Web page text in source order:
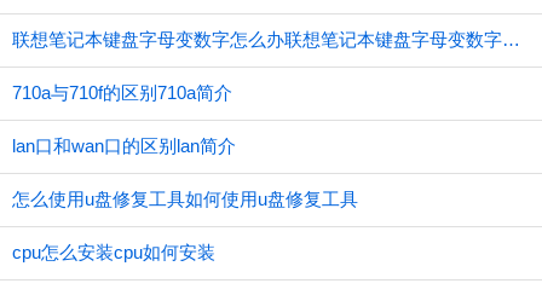
联想笔记本键盘字母变数字怎么办联想笔记本键盘字母变数字应如何办
710a与710f的区别710a简介
lan口和wan口的区别lan简介
怎么使用u盘修复工具如何使用u盘修复工具
cpu怎么安装cpu如何安装